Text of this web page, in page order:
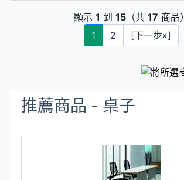
顯示 1 到 15（共 17 商品）
1
2 [下一步»]
推薦商品 - 桌子